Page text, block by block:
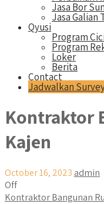
Jasa Bor
Jasa Galian
Qyusi
Program
Program
Loker
Berita
Contact
Jadwalkan
Kontraktor
Kajen
October 16, 2023 admin
Off
Kontraktor Bangunan